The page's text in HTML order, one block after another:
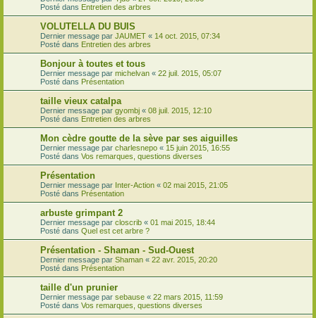
Posté dans Entretien des arbres
VOLUTELLA DU BUIS
Dernier message par JAUMET « 14 oct. 2015, 07:34
Posté dans Entretien des arbres
Bonjour à toutes et tous
Dernier message par michelvan « 22 juil. 2015, 05:07
Posté dans Présentation
taille vieux catalpa
Dernier message par gyombj « 08 juil. 2015, 12:10
Posté dans Entretien des arbres
Mon cèdre goutte de la sève par ses aiguilles
Dernier message par charlesnepo « 15 juin 2015, 16:55
Posté dans Vos remarques, questions diverses
Présentation
Dernier message par Inter-Action « 02 mai 2015, 21:05
Posté dans Présentation
arbuste grimpant 2
Dernier message par closcrib « 01 mai 2015, 18:44
Posté dans Quel est cet arbre ?
Présentation - Shaman - Sud-Ouest
Dernier message par Shaman « 22 avr. 2015, 20:20
Posté dans Présentation
taille d'un prunier
Dernier message par sebause « 22 mars 2015, 11:59
Posté dans Vos remarques, questions diverses